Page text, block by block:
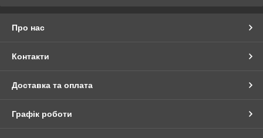
Про нас
Контакти
Доставка та оплата
Графік роботи